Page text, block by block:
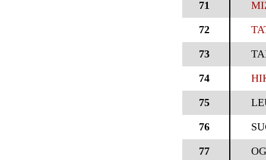
71
72
73
74
75
76
77